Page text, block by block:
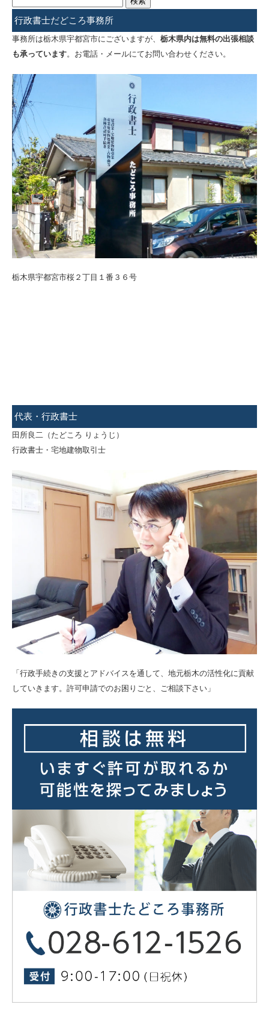
索:
行政書士だどころ事務所
事務所は栃木県宇都宮市にございますが、 栃木県内は無料の出張相談
も承っています。お電話・メールにてお問い合わせください。
栃木県宇都宮市桜２丁目１番３６号
代表・行政書士
田所良二（たどころ りょうじ）
行政書士・宅地建物取引士
「行政手続きの支援とアドバイスを通して、地元栃木の活性化に貢献
していきます。許可申請でのお困りごと、ご相談下さい」